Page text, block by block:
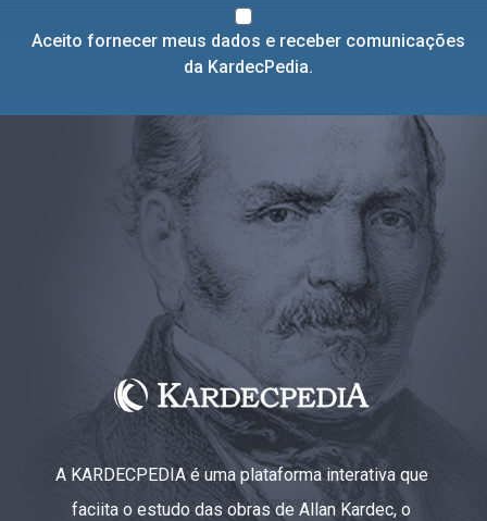
Aceito fornecer meus dados e receber comunicações
da KardecPedia.
A KARDECPEDIA é uma plataforma interativa que
faciita o estudo das obras de Allan Kardec, o